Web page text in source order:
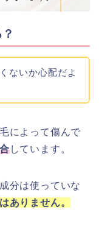
ないか心配だよ
によって傷んで
しています。
分は使っていな
ありません。